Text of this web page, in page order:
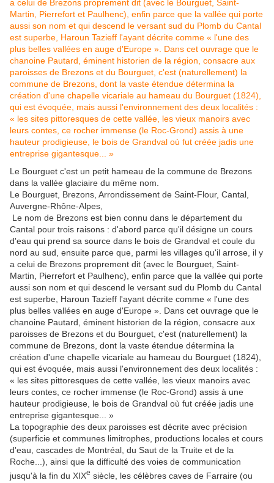
Le Bourguet c'est un petit hameau de la commune de Brezons
dans la vallée glaciaire du même nom.
Le Bourguet, Brezons, Arrondissement de Saint-Flour, Cantal,
Auvergne-Rhône-Alpes,
Le nom de Brezons est bien connu dans le département du
Cantal pour trois raisons : d'abord parce qu'il désigne un cours
d'eau qui prend sa source dans le bois de Grandval et coule du
nord au sud, ensuite parce que, parmi les villages qu'il arrose, il y
a celui de Brezons proprement dit (avec le Bourguet, Saint-
Martin, Pierrefort et Paulhenc), enfin parce que la vallée qui porte
aussi son nom et qui descend le versant sud du Plomb du Cantal
est superbe, Haroun Tazieff l'ayant décrite comme « l'une des
plus belles vallées en auge d'Europe ». Dans cet ouvrage que le
chanoine Pautard, éminent historien de la région, consacre aux
paroisses de Brezons et du Bourguet, c'est (naturellement) la
commune de Brezons, dont la vaste étendue détermina la
création d'une chapelle vicariale au hameau du Bourguet (1824),
qui est évoquée, mais aussi l'environnement des deux localités :
« les sites pittoresques de cette vallée, les vieux manoirs avec
leurs contes, ce rocher immense (le Roc-Grond) assis à une
hauteur prodigieuse, le bois de Grandval où fut créée jadis une
entreprise gigantesque... »
La topographie des deux paroisses est décrite avec précision
(superficie et communes limitrophes, productions locales et cours
d'eau, cascades de Montréal, du Saut de la Truite et de la
Roche...), ainsi que la difficulté des voies de communication
jusqu'à la fin du XIXe siècle, les célèbres caves de Farraire (ou